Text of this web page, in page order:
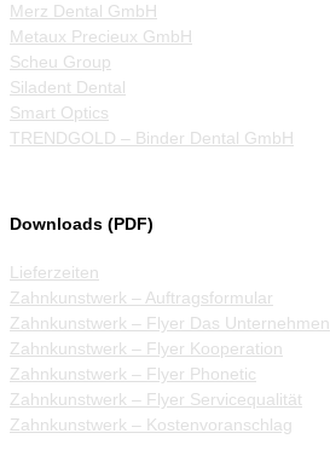
Merz Dental GmbH
Metaux Precieux GmbH
Scheu Group
Siladent Dental
Smart Optics
TRENDGOLD – Binder Dental GmbH
Downloads (PDF)
Lieferzeiten
Zahnkunstwerk – Auftragsformular
Zahnkunstwerk – Flyer Das Unternehmen
Zahnkunstwerk – Flyer Kooperation
Zahnkunstwerk – Flyer Phonetic
Zahnkunstwerk – Flyer Servicequalität
Zahnkunstwerk – Kostenvoranschlag